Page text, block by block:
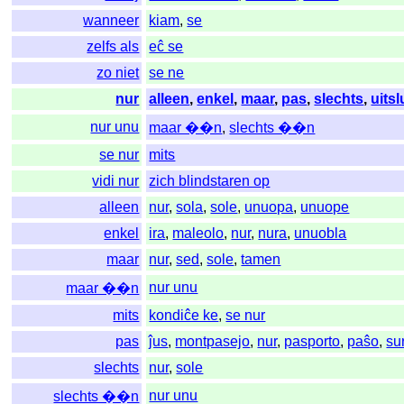
wanneer
kiam,se
zelfs als
eĉ se
zo niet
se ne
nur
alleen,enkel , maar, pas,slechts,
nur unu
maar ��n,slechts ��n
se nur
mits
vidi nur
zich blindstaren op
alleen
nur,sola,sole, unuopa, unuope
enkel
ira, maleolo, nur, nura, unuobla
maar
nur,sed,sole,tamen
maar ��n
nur unu
mits
kondiĉe ke,se nur
pas
ĵus, montpasejo, nur, pasporto, paŝo,
slechts
nur,sole
slechts ��n
nur unu